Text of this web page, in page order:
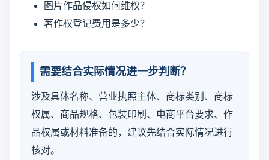
图片作品侵权如何维权？
著作权登记费用是多少？
需要结合实际情况进一步判断？
涉及具体名称、营业执照主体、商标类别、商标
权属、商品规格、包装印刷、电商平台要求、作
品权属或材料准备的，建议先结合实际情况进行
核对。